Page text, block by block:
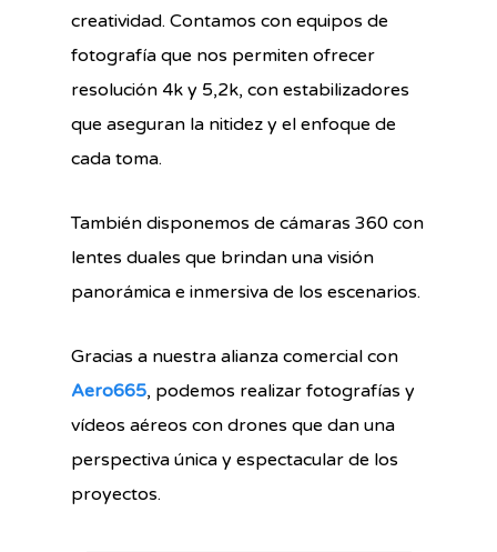
creatividad. Contamos con equipos de
fotografía que nos permiten ofrecer
resolución 4k y 5,2k, con estabilizadores
que aseguran la nitidez y el enfoque de
cada toma.
También disponemos de cámaras 360 con
lentes duales que brindan una visión
panorámica e inmersiva de los escenarios.
Gracias a nuestra alianza comercial con
Aero665, podemos realizar fotografías y
vídeos aéreos con drones que dan una
perspectiva única y espectacular de los
proyectos.